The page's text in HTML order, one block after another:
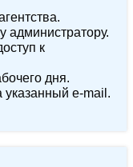
администратору.
к
дня.
e‑mail.